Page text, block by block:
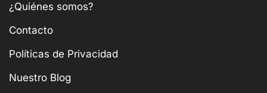
¿Quiénes somos?
Contacto
Políticas de Privacidad
Nuestro Blog